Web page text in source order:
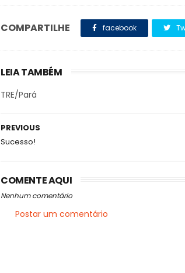
COMPARTILHE facebook
LEIA TAMBÉM
TRE/Pará
PREVIOUS
Sucesso!
COMENTE AQUI
Nenhum comentário
Postar um comentário